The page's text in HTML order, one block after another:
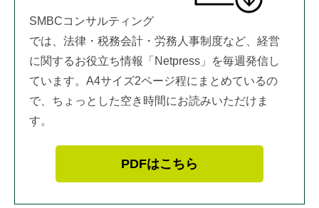
SMBCコンサルティング
では、法律・税務会計・労務人事制度など、経営
に関するお役立ち情報「Netpress」を毎週発信し
ています。A4サイズ2ページ程にまとめているの
で、ちょっとした空き時間にお読みいただけま
す。
PDFはこちら